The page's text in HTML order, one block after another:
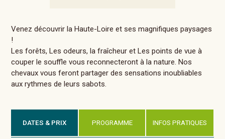
Venez découvrir la Haute-Loire et ses magnifiques paysages
!
Les forêts, Les odeurs, la fraîcheur et Les points de vue à
couper le souffle vous reconnecteront à la nature. Nos
chevaux vous feront partager des sensations inoubliables
aux rythmes de leurs sabots.
DATES & PRIX PROGRAMME INFOS PRATIQUES